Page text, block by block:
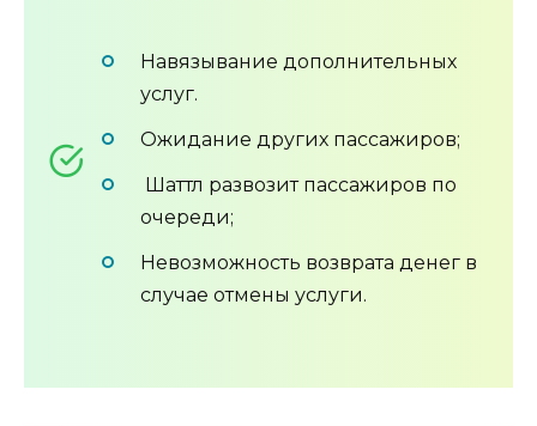
Навязывание дополнительных
услуг.
Ожидание других пассажиров;
Шаттл развозит пассажиров по
очереди;
Невозможность возврата денег в
случае отмены услуги.